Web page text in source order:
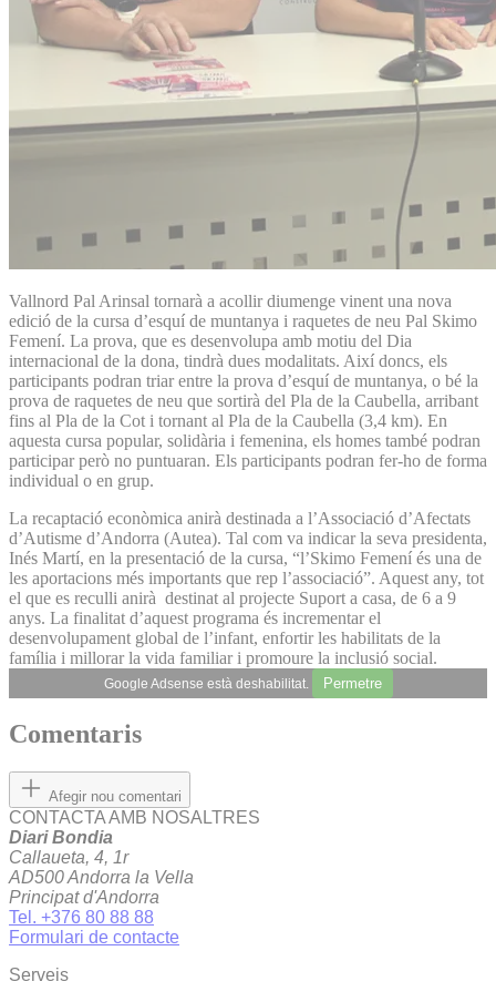
Vallnord Pal Arinsal tornarà a acollir diumenge vinent una nova
edició de la cursa d’esquí de muntanya i raquetes de neu Pal Skimo
Femení. La prova, que es desenvolupa amb motiu del Dia
internacional de la dona, tindrà dues modalitats. Així doncs, els
participants podran triar entre la prova d’esquí de muntanya, o bé la
prova de raquetes de neu que sortirà del Pla de la Caubella, arribant
fins al Pla de la Cot i tornant al Pla de la Caubella (3,4 km). En
aquesta cursa popular, solidària i femenina, els homes també podran
participar però no puntuaran. Els participants podran fer-ho de forma
individual o en grup.
La recaptació econòmica anirà destinada a l’Associació d’Afectats
d’Autisme d’Andorra (Autea). Tal com va indicar la seva presidenta,
Inés Martí, en la presentació de la cursa, “l’Skimo Femení és una de
les aportacions més importants que rep l’associació”. Aquest any, tot
el que es reculli anirà destinat al projecte Suport a casa, de 6 a 9
anys. La finalitat d’aquest programa és incrementar el
desenvolupament global de l’infant, enfortir les habilitats de la
família i millorar la vida familiar i promoure la inclusió social.
Google Adsense està deshabilitat. Permetre
Comentaris
Afegir nou comentari
CONTACTA AMB NOSALTRES
Diari Bondia
Callaueta, 4, 1r
AD500 Andorra la Vella
Principat d'Andorra
Tel. +376 80 88 88
Formulari de contacte
Serveis